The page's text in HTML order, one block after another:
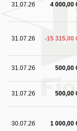
31.07.26 4 000,00
31.07.26 -15 315,00
31.07.26 500,00
31.07.26 500,00
30.07.26 1 000,00